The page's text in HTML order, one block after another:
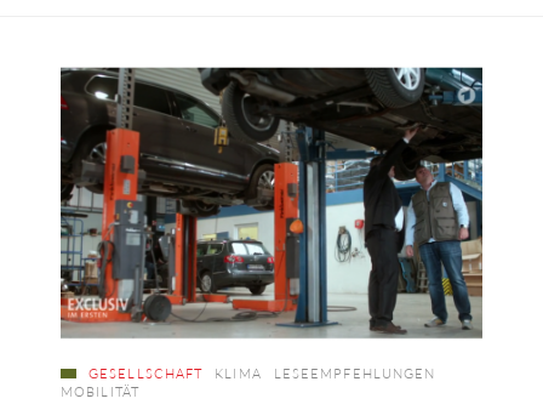
GESELLSCHAFT KLIMA
LESEEMPFEHLUNGEN
MOBILITÄT